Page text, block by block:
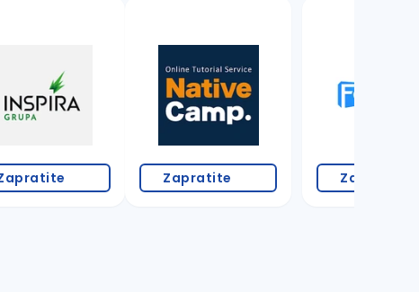
Zapratite Zapratite